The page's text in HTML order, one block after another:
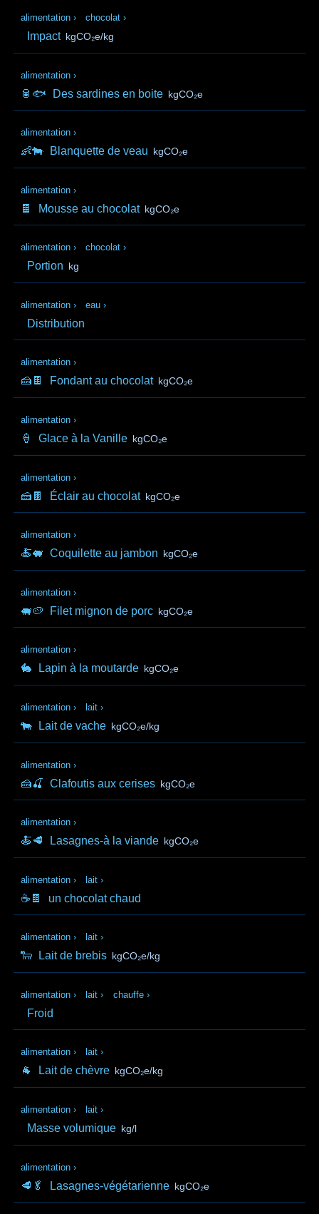
alimentation › chocolat ›
Impact kgCO₂e/kg
alimentation ›
🥫🐟 Des sardines en boite kgCO₂e
alimentation ›
👶🐄 Blanquette de veau kgCO₂e
alimentation ›
🍫 Mousse au chocolat kgCO₂e
alimentation › chocolat ›
Portion kg
alimentation › eau ›
Distribution
alimentation ›
🍰🍫 Fondant au chocolat kgCO₂e
alimentation ›
🍦 Glace à la Vanille kgCO₂e
alimentation ›
🍰🍫 Éclair au chocolat kgCO₂e
alimentation ›
🍝🐖 Coquilette au jambon kgCO₂e
alimentation ›
🐖🥔 Filet mignon de porc kgCO₂e
alimentation ›
🐇 Lapin à la moutarde kgCO₂e
alimentation › lait ›
🐄 Lait de vache kgCO₂e/kg
alimentation ›
🍰🍒 Clafoutis aux cerises kgCO₂e
alimentation ›
🍝🥩 Lasagnes-à la viande kgCO₂e
alimentation › lait ›
☕🍫 un chocolat chaud
alimentation › lait ›
🐑 Lait de brebis kgCO₂e/kg
alimentation › lait › chauffe ›
Froid
alimentation › lait ›
🐐 Lait de chèvre kgCO₂e/kg
alimentation › lait ›
Masse volumique kg/l
alimentation ›
🥩🥬 Lasagnes-végétarienne kgCO₂e